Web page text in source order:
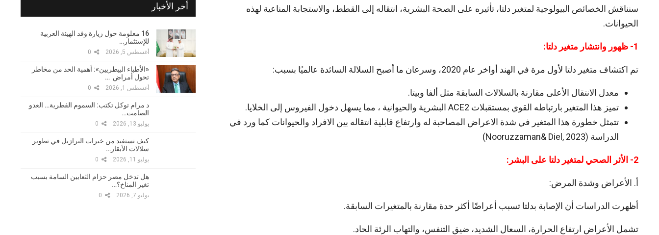
سنناقش الخصائص البيولوجية لمتغير دلتا، تأثيره على الصحة البشرية، انتقاله إلى القطط، والاستجابة المناعية لهذه
الحيوانات.
1- ظهور وانتشار متغير دلتا:
تم اكتشاف متغير دلتا لأول مرة في الهند أواخر عام 2020، وسرعان ما أصبح السلالة السائدة عالميًا بسبب:
معدل الانتقال الأعلى مقارنة بالسلالات السابقة مثل ألفا وبيتا.
تميز هذا المتغير بارتباطه القوي بمستقبلات ACE2 البشرية والحيوانية ، مما يسهل دخول الفيروس إلى الخلايا.
تتمثل خطورة هذا المتغير في شدة الاعراض المصاحبة له وارتفاع قابلية انتقاله بين الافراد والحيوانات كما ورد في
الدراسة (Nooruzzaman& Diel, 2023)
2- الأثر الصحي لمتغير دلتا على البشر:
أ. الأعراض وشدة المرض:
أظهرت الدراسات أن الإصابة بدلتا تسبب أعراضًا أكثر حدة مقارنة بالمتغيرات السابقة.
تشمل الأعراض ارتفاع الحرارة، السعال الشديد، ضيق التنفس، والتهاب الرئة الحاد.
أخر الأخبار
16 معلومة حول زيارة وفد الهيئة العربية
للإستثمار…
أغسطس 5, 2026
«الأطباء البيطريين»: أهمية الحد من مخاطر
تحول أمراض …
أغسطس 1, 2026
د مرام توكل تكتب: السموم الفطرية… العدو
الصامت…
يوليو 13, 2026
كيف نستفيد من خبرات البرازيل في تطوير
سلالات الأبقار…
يوليو 11, 2026
هل تدخل مصر حزام الثعابين السامة بسبب
تغير المناخ؟…
يوليو 7, 2026